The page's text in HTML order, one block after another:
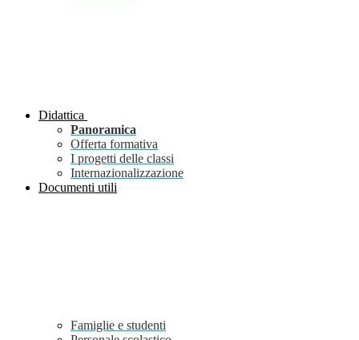
Didattica
Panoramica
Offerta formativa
I progetti delle classi
Internazionalizzazione
Documenti utili
Famiglie e studenti